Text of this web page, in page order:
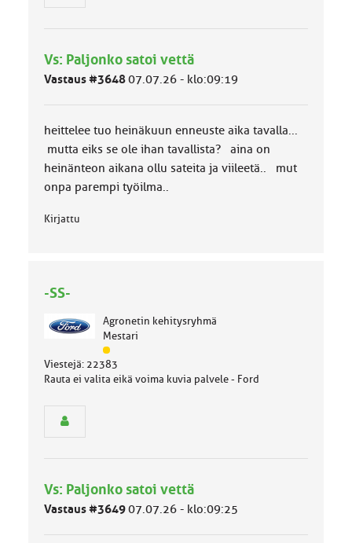
m
ä
k
k
a
Vs: Paljonko satoi vettä
Vastaus #364807.07.26 - klo:09:19
heittelee tuo heinäkuun enneuste aika tavalla...
mutta eiks se ole ihan tavallista? aina on
heinänteon aikana ollu sateita ja viileetä.. mut
onpa parempi työilma..
Kirjattu
-SS-
Agronetin kehitysryhmä
Mestari
J
ä
s
ä
l
u
Viestejä: 22383
Rauta ei valita eikä voima kuvia palvele - Ford
Vs: Paljonko satoi vettä
Vastaus #364907.07.26 - klo:09:25